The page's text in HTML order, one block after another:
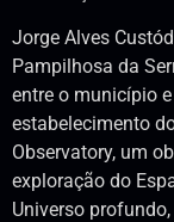
Jorge Alves
Pampilhosa da
entre o município
estabelecimento
Observatory, um
exploração do
Universo